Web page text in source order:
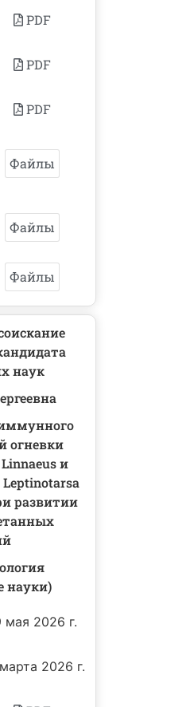
PDF
PDF
PDF
Файлы
Файлы
Файлы
наук
огневки
и
развитии
науки)
мая 2026 г.
2026 г.